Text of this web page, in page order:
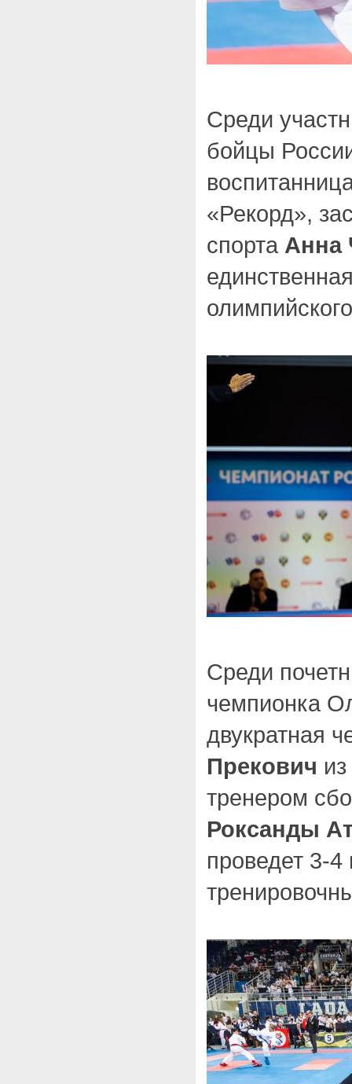
Среди
бойцы
«Рекорд»,
спорта Анна
Среди
чемпионка
двукратная
Прекович
тренером
Роксанды
проведет 3-